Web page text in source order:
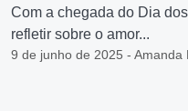
Com a chegada do Dia
refletir sobre o amor...
9 de junho de 2025 - Amanda